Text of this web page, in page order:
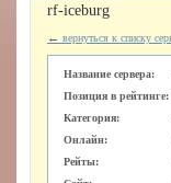
rf-iceburg
← вернуться к списку
Название сервера:
Позиция в рейтинге:
Категория:
Онлайн:
Рейты: